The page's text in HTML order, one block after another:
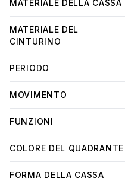
MATERIALE DELLA CASSA
MATERIALE DEL
CINTURINO
PERIODO
MOVIMENTO
FUNZIONI
COLORE DEL QUADRANTE
FORMA DELLA CASSA